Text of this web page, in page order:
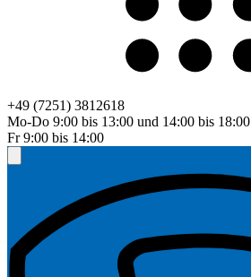
+49 (7251) 3812618
Mo-Do 9:00 bis 13:00 und 14:00 bis 18:00
Fr 9:00 bis 14:00